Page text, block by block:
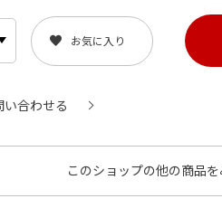
お気に入り
い合わせる
このショップの他の商品を